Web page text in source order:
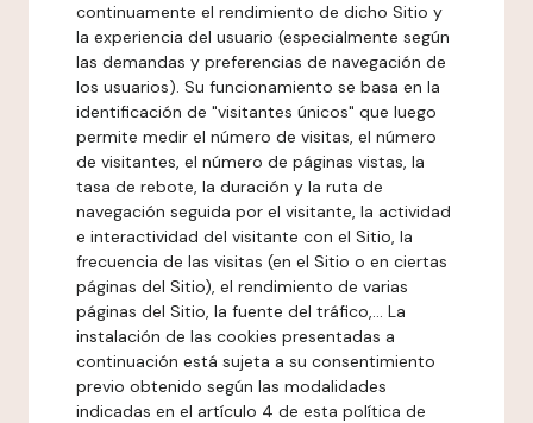
continuamente el rendimiento de dicho Sitio y
la experiencia del usuario (especialmente según
las demandas y preferencias de navegación de
los usuarios). Su funcionamiento se basa en la
identificación de "visitantes únicos" que luego
permite medir el número de visitas, el número
de visitantes, el número de páginas vistas, la
tasa de rebote, la duración y la ruta de
navegación seguida por el visitante, la actividad
e interactividad del visitante con el Sitio, la
frecuencia de las visitas (en el Sitio o en ciertas
páginas del Sitio), el rendimiento de varias
páginas del Sitio, la fuente del tráfico,... La
instalación de las cookies presentadas a
continuación está sujeta a su consentimiento
previo obtenido según las modalidades
indicadas en el artículo 4 de esta política de